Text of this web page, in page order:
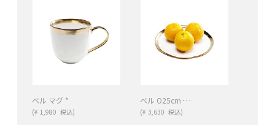
ベル マグ *
(¥ 1,980 税込)
ベル O25cm プレート
(¥ 3,630 税込)